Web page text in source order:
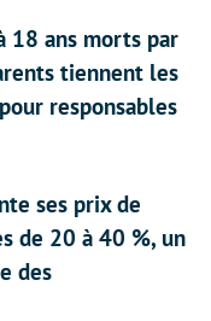
18 ans morts par
tiennent les
responsables
ses prix de
de 20 à 40 %, un
des